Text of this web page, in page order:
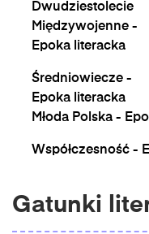
Dwudziestolecie
Międzywojenne -
Epoka literacka
Średniowiecze -
Epoka literacka
Młoda Polska -
Współczesność -
Gatunki